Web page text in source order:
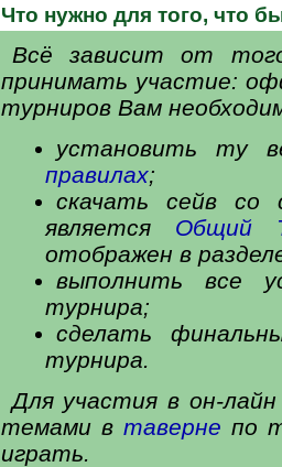
Что нужно для того, что
Всё зависит от
принимать участие:
турниров Вам
установить ту
правилах;
скачать сейв со
является Общий
отображен в
выполнить все
турнира;
сделать
турнира.
Для участия в он-
темами в таверне по
играть.